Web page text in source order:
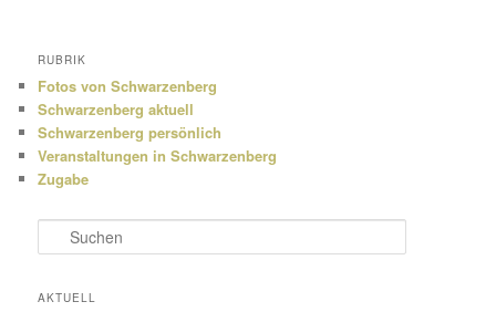
RUBRIK
Fotos von Schwarzenberg
Schwarzenberg aktuell
Schwarzenberg persönlich
Veranstaltungen in Schwarzenberg
Zugabe
u
h
AKTUELL